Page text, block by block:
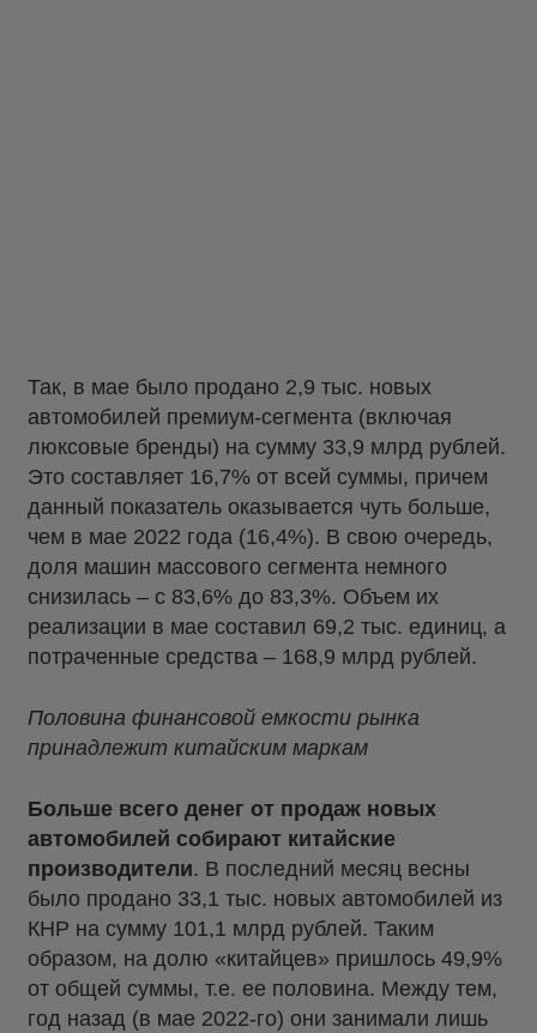
Так, в мае было продано 2,9 тыс. новых
автомобилей премиум-сегмента (включая
люксовые бренды) на сумму 33,9 млрд рублей.
Это составляет 16,7% от всей суммы, причем
данный показатель оказывается чуть больше,
чем в мае 2022 года (16,4%). В свою очередь,
доля машин массового сегмента немного
снизилась – с 83,6% до 83,3%. Объем их
реализации в мае составил 69,2 тыс. единиц, а
потраченные средства – 168,9 млрд рублей.
Половина финансовой емкости рынка
принадлежит китайским маркам
Больше всего денег от продаж новых
автомобилей собирают китайские
производители. В последний месяц весны
было продано 33,1 тыс. новых автомобилей из
КНР на сумму 101,1 млрд рублей. Таким
образом, на долю «китайцев» пришлось 49,9%
от общей суммы, т.е. ее половина. Между тем,
год назад (в мае 2022-го) они занимали лишь